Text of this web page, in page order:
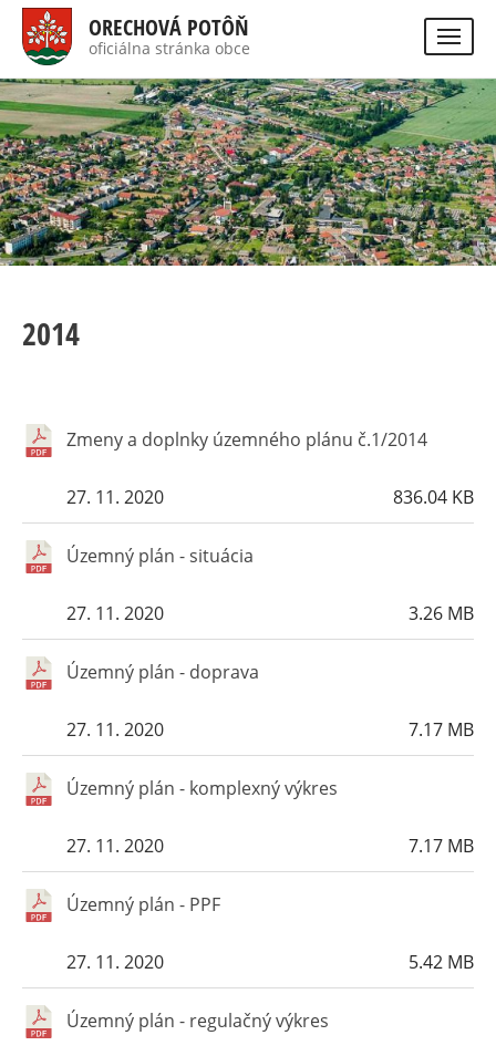
zum
ORECHOVÁ POTÔŇ
oficiálna stránka obce
site
version
2014
Zmeny a doplnky územného plánu č.1/2014
836.04 KB
27. 11. 2020
Územný plán - situácia
3.26 MB
27. 11. 2020
Územný plán - doprava
7.17 MB
27. 11. 2020
Územný plán - komplexný výkres
7.17 MB
27. 11. 2020
Územný plán - PPF
5.42 MB
27. 11. 2020
Územný plán - regulačný výkres